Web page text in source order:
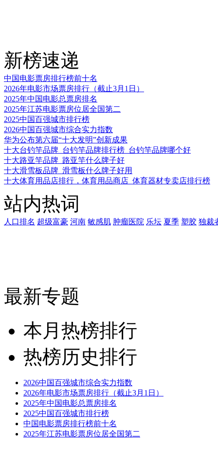
新榜速递
中国电影票房排行榜前十名
2026年电影市场票房排行（截止3月1日）
2025年中国电影总票房排名
2025年江苏电影票房位居全国第二
2025中国百强城市排行榜
2026中国百强城市综合实力指数
华为公布第六届“十大发明”创新成果
十大台钓竿品牌_台钓竿品牌排行榜_台钓竿品牌哪个好
十大路亚竿品牌_路亚竿什么牌子好
十大滑雪板品牌_滑雪板什么牌子好用
十大体育用品店排行，体育用品商店_体育器材专卖店排行榜
站内热词
人口排名 超级富豪 河南 敏感肌 肿瘤医院 乐坛 夏季 塑胶 独裁
最新专题
本月热榜排行
热榜历史排行
2026中国百强城市综合实力指数
2026年电影市场票房排行（截止3月1日）
2025年中国电影总票房排名
2025中国百强城市排行榜
中国电影票房排行榜前十名
2025年江苏电影票房位居全国第二